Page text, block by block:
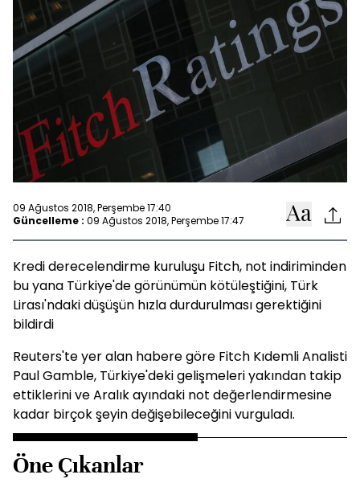
09 Ağustos 2018, Perşembe 17:40
Güncelleme : 09 Ağustos 2018, Perşembe 17:47
Kredi derecelendirme kuruluşu Fitch, not indiriminden
bu yana Türkiye'de görünümün kötüleştiğini, Türk
Lirası'ndaki düşüşün hızla durdurulması gerektiğini
bildirdi
Reuters'te yer alan habere göre Fitch Kıdemli Analisti
Paul Gamble, Türkiye'deki gelişmeleri yakından takip
ettiklerini ve Aralık ayındaki not değerlendirmesine
kadar birçok şeyin değişebileceğini vurguladı.
Öne Çıkanlar